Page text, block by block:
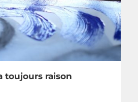
toujours raison